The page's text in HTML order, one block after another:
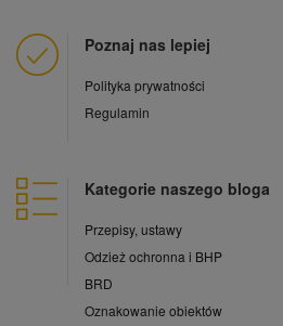
Poznaj nas lepiej
Polityka prywatności
Regulamin
Kategorie naszego bloga
Przepisy, ustawy
Odzież ochronna i BHP
BRD
Oznakowanie obiektów